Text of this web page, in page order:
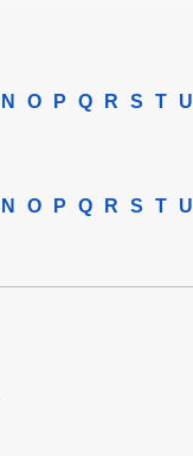
N O P Q R S T U
N O P Q R S T U